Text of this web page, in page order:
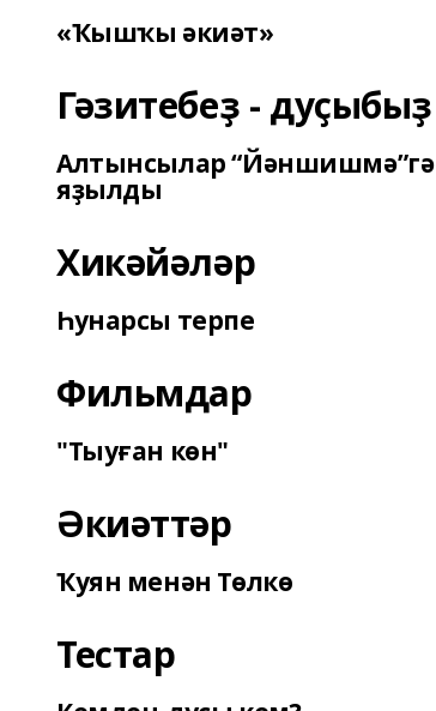
«Ҡышҡы әкиәт»
Гәзитебеҙ - дуҫыбыҙ
Алтынсылар “Йәншишмә”гә
яҙылды
Хикәйәләр
Һунарсы терпе
Фильмдар
"Тыуған көн"
Әкиәттәр
Ҡуян менән Төлкө
Тестар